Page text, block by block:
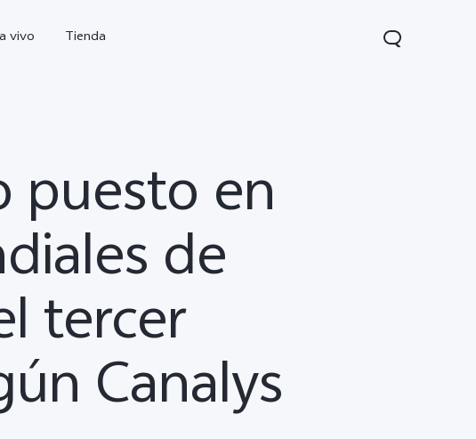
vivo Tienda
puesto en
de
tercer
Canalys